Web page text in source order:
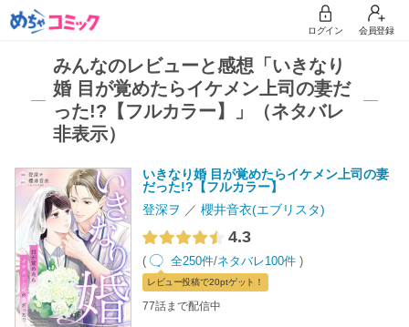
ログイン 会員登録
みんなのレビューと感想「いきなり
婚 目が覚めたらイケメン上司の妻だ
った!?【フルカラー】」（ネタバレ
非表示）
いきなり婚 目が覚めたらイケメン上司の妻
だった!?【フルカラー】
登深ヲ
櫻井音衣(エブリスタ)
4.3
( 全250件/ネタバレ100件 )
レビュー投稿で20ptゲット！
77話まで配信中